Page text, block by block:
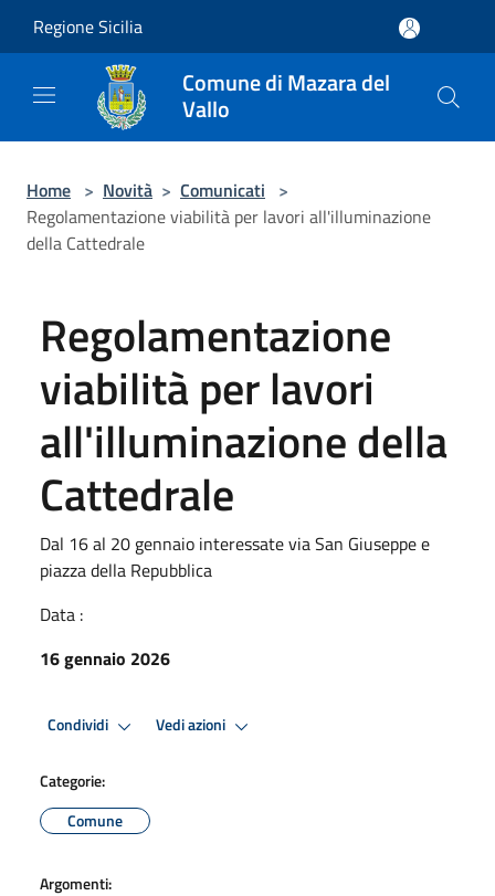
Regione Sicilia
Comune di Mazara del
Vallo
Home > Novità > Comunicati >
Regolamentazione viabilità per lavori all'illuminazione
della Cattedrale
Regolamentazione
viabilità per lavori
all'illuminazione della
Cattedrale
Dal 16 al 20 gennaio interessate via San Giuseppe e
piazza della Repubblica
Data :
16 gennaio 2026
Condividi Vedi azioni
Categorie:
Comune
Argomenti: